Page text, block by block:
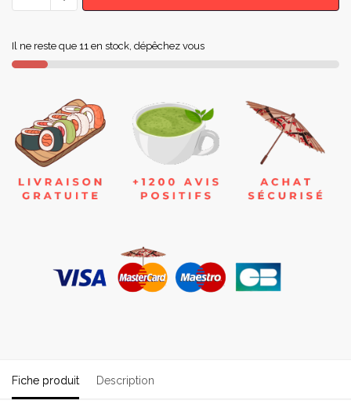
Il ne reste que 11 en stock, dépêchez vous
Fiche produit Description